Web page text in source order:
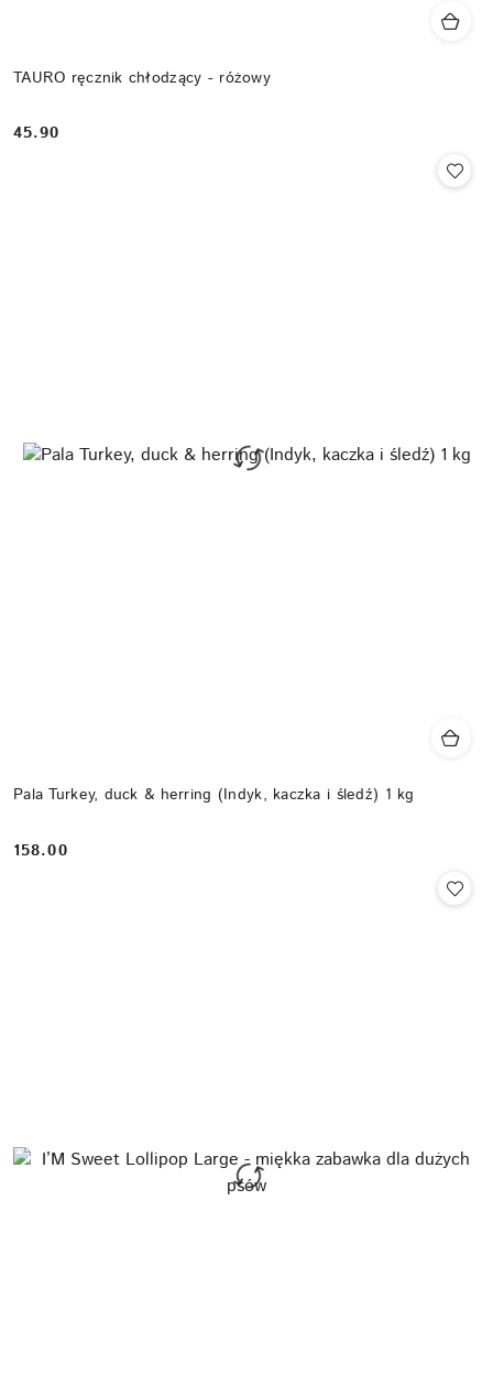
TAURO ręcznik chłodzący - różowy
Cena:
45.90
Pala Turkey, duck & herring (Indyk, kaczka i śledź) 1 kg
Cena:
158.00